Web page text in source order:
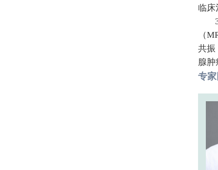
临床
（
共振
腺肿
专